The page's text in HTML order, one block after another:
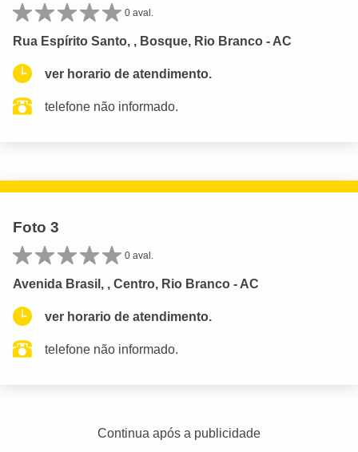
0 aval.
Rua Espírito Santo, , Bosque, Rio Branco - AC
ver horario de atendimento.
telefone não informado.
Foto 3
0 aval.
Avenida Brasil, , Centro, Rio Branco - AC
ver horario de atendimento.
telefone não informado.
Continua após a publicidade